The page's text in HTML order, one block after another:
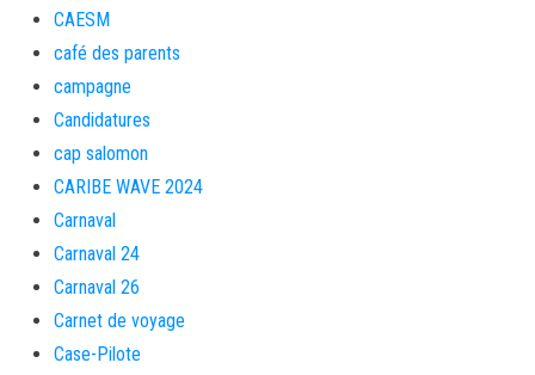
CAESM
café des parents
campagne
Candidatures
cap salomon
CARIBE WAVE 2024
Carnaval
Carnaval 24
Carnaval 26
Carnet de voyage
Case-Pilote